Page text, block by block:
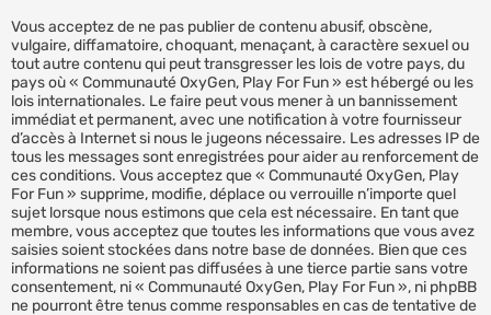
Vous acceptez de ne pas publier de contenu abusif, obscène,
vulgaire, diffamatoire, choquant, menaçant, à caractère sexuel ou
tout autre contenu qui peut transgresser les lois de votre pays, du
pays où « Communauté OxyGen, Play For Fun » est hébergé ou les
lois internationales. Le faire peut vous mener à un bannissement
immédiat et permanent, avec une notification à votre fournisseur
d’accès à Internet si nous le jugeons nécessaire. Les adresses IP de
tous les messages sont enregistrées pour aider au renforcement de
ces conditions. Vous acceptez que « Communauté OxyGen, Play
For Fun » supprime, modifie, déplace ou verrouille n’importe quel
sujet lorsque nous estimons que cela est nécessaire. En tant que
membre, vous acceptez que toutes les informations que vous avez
saisies soient stockées dans notre base de données. Bien que ces
informations ne soient pas diffusées à une tierce partie sans votre
consentement, ni « Communauté OxyGen, Play For Fun », ni phpBB
ne pourront être tenus comme responsables en cas de tentative de